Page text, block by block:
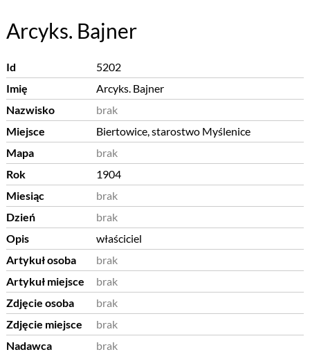
Arcyks. Bajner
Id
5202
Imię
Arcyks. Bajner
Nazwisko
brak
Miejsce
Biertowice, starostwo Myślenice
Mapa
brak
Rok
1904
Miesiąc
brak
Dzień
brak
Opis
właściciel
Artykuł osoba
brak
Artykuł miejsce
brak
Zdjęcie osoba
brak
Zdjęcie miejsce
brak
Nadawca
brak